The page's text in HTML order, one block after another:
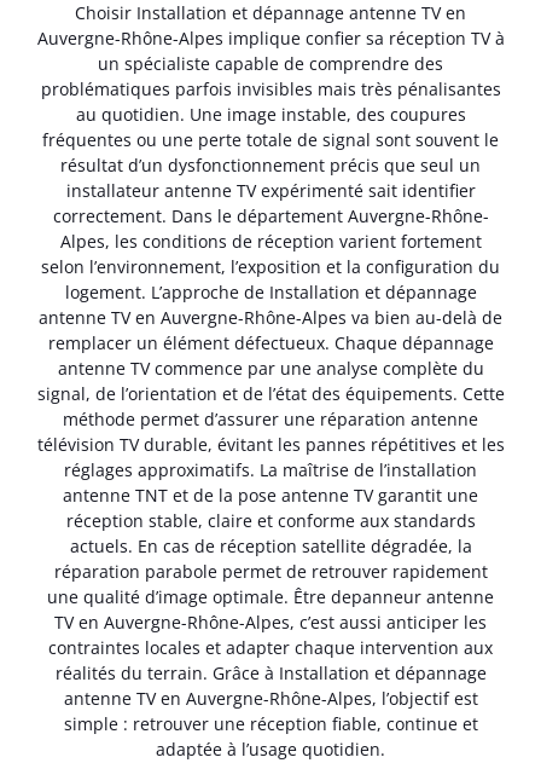
Choisir Installation et dépannage antenne TV en
Auvergne-Rhône-Alpes implique confier sa réception TV à
un spécialiste capable de comprendre des
problématiques parfois invisibles mais très pénalisantes
au quotidien. Une image instable, des coupures
fréquentes ou une perte totale de signal sont souvent le
résultat d’un dysfonctionnement précis que seul un
installateur antenne TV expérimenté sait identifier
correctement. Dans le département Auvergne-Rhône-
Alpes, les conditions de réception varient fortement
selon l’environnement, l’exposition et la configuration du
logement. L’approche de Installation et dépannage
antenne TV en Auvergne-Rhône-Alpes va bien au-delà de
remplacer un élément défectueux. Chaque dépannage
antenne TV commence par une analyse complète du
signal, de l’orientation et de l’état des équipements. Cette
méthode permet d’assurer une réparation antenne
télévision TV durable, évitant les pannes répétitives et les
réglages approximatifs. La maîtrise de l’installation
antenne TNT et de la pose antenne TV garantit une
réception stable, claire et conforme aux standards
actuels. En cas de réception satellite dégradée, la
réparation parabole permet de retrouver rapidement
une qualité d’image optimale. Être depanneur antenne
TV en Auvergne-Rhône-Alpes, c’est aussi anticiper les
contraintes locales et adapter chaque intervention aux
réalités du terrain. Grâce à Installation et dépannage
antenne TV en Auvergne-Rhône-Alpes, l’objectif est
simple : retrouver une réception fiable, continue et
adaptée à l’usage quotidien.